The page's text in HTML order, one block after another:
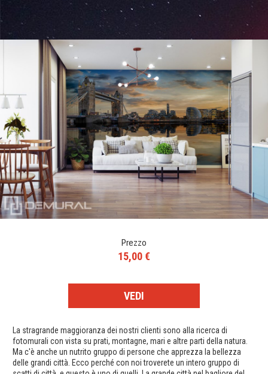
Prezzo
15,00 €
VEDI
La stragrande maggioranza dei nostri clienti sono alla ricerca di
fotomurali con vista su prati, montagne, mari e altre parti della natura.
Ma c'è anche un nutrito gruppo di persone che apprezza la bellezza
delle grandi città. Ecco perché con noi troverete un intero gruppo di